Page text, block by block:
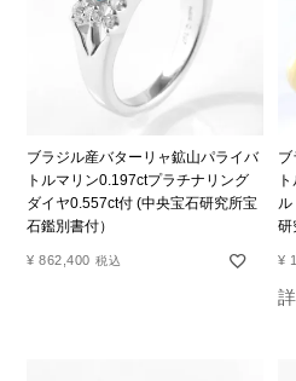
ブラジル産バターリャ鉱山パライバ
トルマリン0.197ctプラチナリング
ダイヤ0.557ct付 (中央宝石研究所宝
石鑑別書付）
¥ 862,400 税込
研
¥